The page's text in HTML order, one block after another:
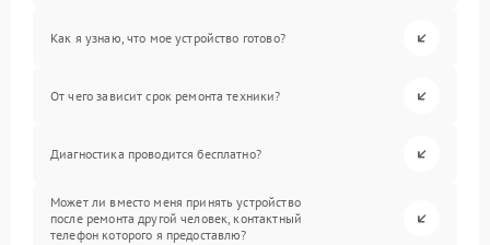
Как я узнаю, что мое устройство готово?
От чего зависит срок ремонта техники?
Диагностика проводится бесплатно?
Может ли вместо меня принять устройство
после ремонта другой человек, контактный
телефон которого я предоставлю?